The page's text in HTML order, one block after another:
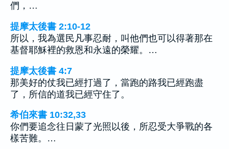
們，…
提摩太後書 2:10-12
所以，我為選民凡事忍耐，叫他們也可以得著那在
基督耶穌裡的救恩和永遠的榮耀。…
提摩太後書 4:7
那美好的仗我已經打過了，當跑的路我已經跑盡
了，所信的道我已經守住了。
希伯來書 10:32,33
你們要追念往日蒙了光照以後，所忍受大爭戰的各
樣苦難。…